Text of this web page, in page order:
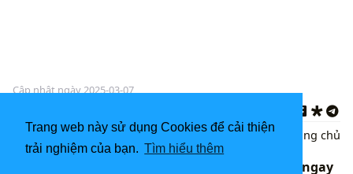
Trang web này sử dụng Cookies để cải thiện
trải nghiệm của bạn. Tìm hiểu thêm
Cập nhật ngày 2025-03-07
Ảnh Bìa Facebook Đẹp Quay lại Trang chủ
333 Ảnh đại diện facebook đẹp bạn phải tải ngay